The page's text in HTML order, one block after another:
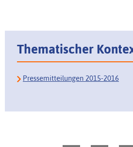
Thematischer
Pressemitteilungen 2015-2016